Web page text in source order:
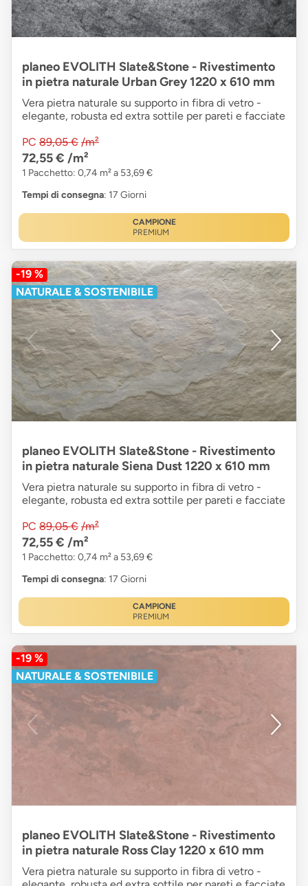
planeo EVOLITH Slate&Stone - Rivestimento
in pietra naturale Urban Grey 1220 x 610 mm
Vera pietra naturale su supporto in fibra di vetro -
elegante, robusta ed extra sottile per pareti e facciate
PC 89,05 € /m²
72,55 € /m²
1 Pacchetto: 0,74 m² a 53,69 €
Tempi di consegna: 17 Giorni
CAMPIONE
PREMIUM
-19 %
NATURALE & SOSTENIBILE
planeo EVOLITH Slate&Stone - Rivestimento
in pietra naturale Siena Dust 1220 x 610 mm
Vera pietra naturale su supporto in fibra di vetro -
elegante, robusta ed extra sottile per pareti e facciate
PC 89,05 € /m²
72,55 € /m²
1 Pacchetto: 0,74 m² a 53,69 €
Tempi di consegna: 17 Giorni
CAMPIONE
PREMIUM
-19 %
NATURALE & SOSTENIBILE
planeo EVOLITH Slate&Stone - Rivestimento
in pietra naturale Ross Clay 1220 x 610 mm
Vera pietra naturale su supporto in fibra di vetro -